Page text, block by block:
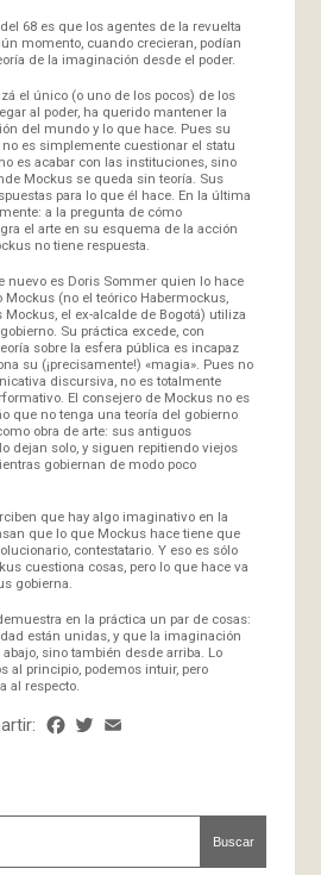
68 es que los agentes de la revuelta
momento, cuando crecieran, podían
de la imaginación desde el poder.
el único (o uno de los pocos) de los
al poder, ha querido mantener la
del mundo y lo que hace. Pues su
es simplemente cuestionar el statu
es acabar con las instituciones, sino
Mockus se queda sin teoría. Sus
para lo que él hace. En la última
a la pregunta de cómo
el arte en su esquema de la acción
no tiene respuesta.
nuevo es Doris Sommer quien lo hace
Mockus (no el teórico Habermockus,
el ex-alcalde de Bogotá) utiliza
Su práctica excede, con
sobre la esfera pública es incapaz
su (¡precisamente!) «magia». Pues no
discursiva, no es totalmente
El consejero de Mockus no es
que no tenga una teoría del gobierno
obra de arte: sus antiguos
dejan solo, y siguen repitiendo viejos
gobiernan de modo poco
que hay algo imaginativo en la
que lo que Mockus hace tiene que
contestatario. Y eso es sólo
cuestiona cosas, pero lo que hace va
gobierna.
en la práctica un par de cosas:
están unidas, y que la imaginación
sino también desde arriba. Lo
al principio, podemos intuir, pero
al respecto.
Facebook
Twitter
Buscar